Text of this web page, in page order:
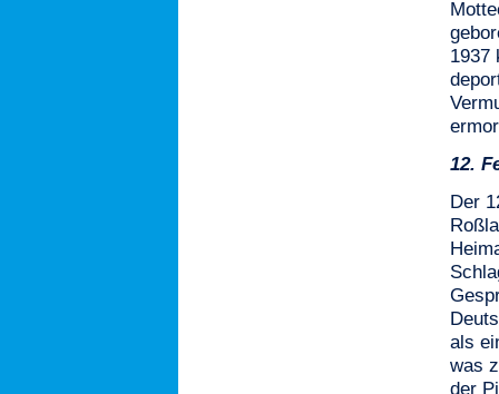
1937
12.
Der
als
was
der